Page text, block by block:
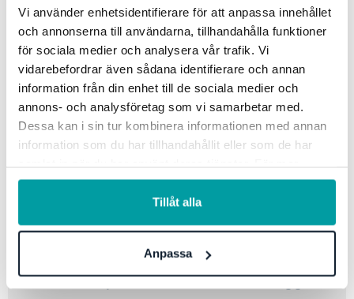
Vi använder enhetsidentifierare för att anpassa innehållet
och annonserna till användarna, tillhandahålla funktioner
för sociala medier och analysera vår trafik. Vi
vidarebefordrar även sådana identifierare och annan
information från din enhet till de sociala medier och
annons- och analysföretag som vi samarbetar med.
Dessa kan i sin tur kombinera informationen med annan
information som du har tillhandahållit eller som de har
information, se vårintegritetspolicy.
Tillåt alla
Anpassa
För att nå dit har vi därför under våren skapat ett globalt
varumärke med tre hörnstenar: simplicity, reliability och
likeability. Och efter månader av förväntan, blod, svett
och tårar samt en gnutta kreativitet presenterar vi stolt
nya Stratsys. Vi hoppas att du tycker om det lika mycket
som vi gör.
Vad är nytt?
Ny hemsida med ny design och snabbare
En Kunskapshub med kundcase, bloggar,